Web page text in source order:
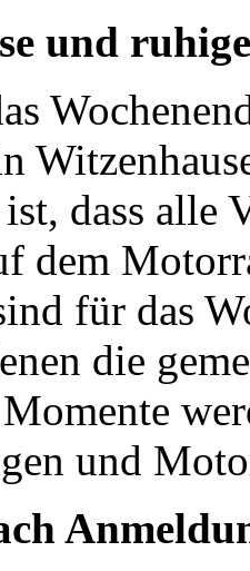
und
dass alle
dem
für das
die
und